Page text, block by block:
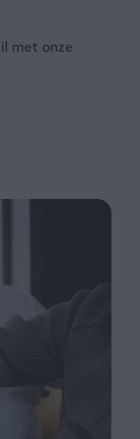
met onze